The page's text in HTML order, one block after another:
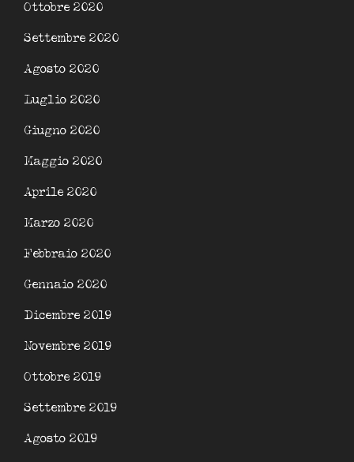
Ottobre 2020
Settembre 2020
Agosto 2020
Luglio 2020
Giugno 2020
Maggio 2020
Aprile 2020
Marzo 2020
Febbraio 2020
Gennaio 2020
Dicembre 2019
Novembre 2019
Ottobre 2019
Settembre 2019
Agosto 2019